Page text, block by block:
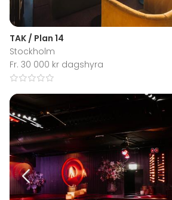
TAK / Plan 14
Stockholm
Fr. 30 000 kr dagshyra